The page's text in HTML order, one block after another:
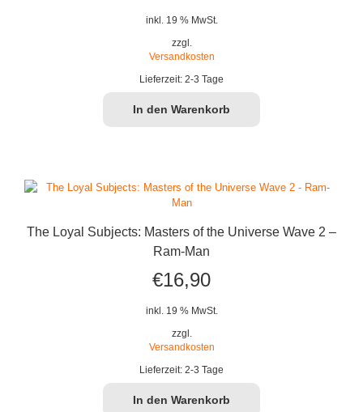
inkl. 19 % MwSt.
zzgl.
Versandkosten
Lieferzeit: 2-3 Tage
In den Warenkorb
The Loyal Subjects: Masters of the Universe Wave 2 –
Ram-Man
€16,90
inkl. 19 % MwSt.
zzgl.
Versandkosten
Lieferzeit: 2-3 Tage
In den Warenkorb